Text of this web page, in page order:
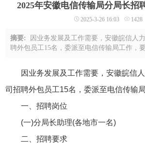
学员风采 名师团队
服务信息
2025年安徽电信传输局分局长招
2025-3-26 16:03 1428
摘要:
因业务发展及工作需要，安徽皖信人
聘外包员工15名，委派至电信传输局工作，
历，通信、计算机、市场营销、经济管 ...
因业务发展及工作需要，安徽皖信
司招聘外包员工15名，委派至电信传输
一、招聘岗位
(一)分局长助理(各地市一名)
二、招聘要求